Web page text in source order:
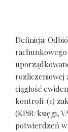
Definicja:
rozliczeniowej
ciągłość
kontroli: (1)
(KPiR/księgi,
potwierdzeń